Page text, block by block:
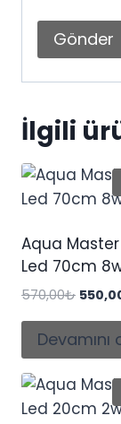
İlgili
Aqua Master
Led 70cm
570,00₺ Orijinal
Devamını